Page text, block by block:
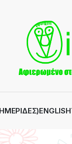
ENGLISH